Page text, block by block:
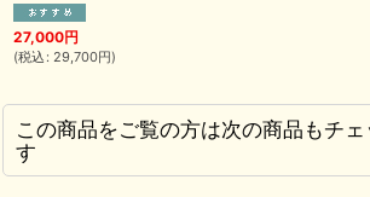
27,000円
(税込 : 29,700円)
この商品をご覧の方は次の商品もチェ
す